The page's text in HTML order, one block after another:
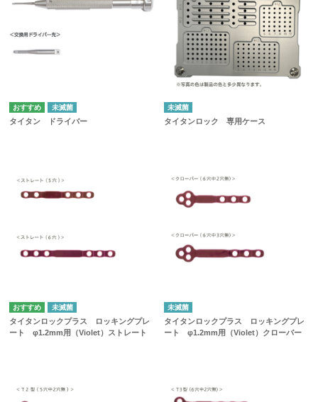
未滅菌
タイタン ドライバー
未滅菌
タイタンロック 専用ケース
未滅菌
タイタンロックプラス ロッキングプレ
ート φ1.2mm用（Violet）ストレート
未滅菌
タイタンロックプラス ロッキングプレ
ート φ1.2mm用（Violet）クローバー